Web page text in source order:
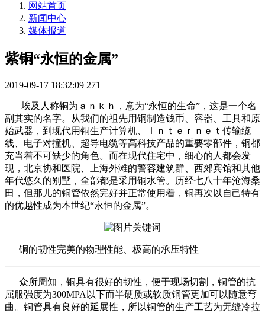
网站首页
新闻中心
媒体报道
紫铜“永恒的金属”
2019-09-17 18:32:09 271
埃及人称铜为ａｎｋｈ，意为“永恒的生命”，这是一个名
副其实的名字。从我们的祖先用铜制造钱币、容器、工具和原
始武器，到现代用铜生产计算机、Ｉｎｔｅｒｎｅｔ传输缆
线、电子对撞机、超导电缆等高科技产品的重要零部件，铜都
充当着不可缺少的角色。而在现代住宅中，细心的人都会发
现，北京协和医院、上海外滩的警容建筑群、西郊宾馆和其他
年代悠久的别墅，全部都是采用铜水管。历经七八十年沧海桑
田，但那儿的铜管依然完好并正常使用着，铜再次以自己特有
的优越性成为本世纪“永恒的金属”。
铜的韧性完美的物理性能、极高的承压特性
众所周知，铜具有很好的韧性，便于现场切割，铜管的抗
屈服强度为300MPA以下而半硬质或软质铜管更加可以随意弯
曲。铜管具有良好的延展性，所以铜管的生产工艺为无缝冷拉